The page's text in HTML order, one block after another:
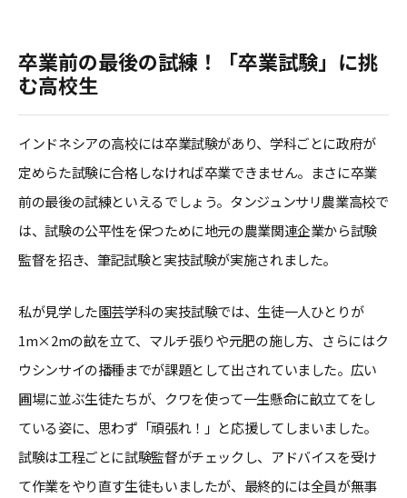
卒業前の最後の試練！「卒業試験」に挑
む高校生
インドネシアの高校には卒業試験があり、学科ごとに政府が
定めらた試験に合格しなければ卒業できません。まさに卒業
前の最後の試練といえるでしょう。タンジュンサリ農業高校で
は、試験の公平性を保つために地元の農業関連企業から試験
監督を招き、筆記試験と実技試験が実施されました。
私が見学した園芸学科の実技試験では、生徒一人ひとりが
1m×2mの畝を立て、マルチ張りや元肥の施し方、さらにはク
ウシンサイの播種までが課題として出されていました。広い
圃場に並ぶ生徒たちが、クワを使って一生懸命に畝立てをし
ている姿に、思わず「頑張れ！」と応援してしまいました。
試験は工程ごとに試験監督がチェックし、アドバイスを受け
て作業をやり直す生徒もいましたが、最終的には全員が無事